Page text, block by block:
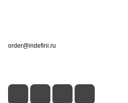
order@indefini.ru